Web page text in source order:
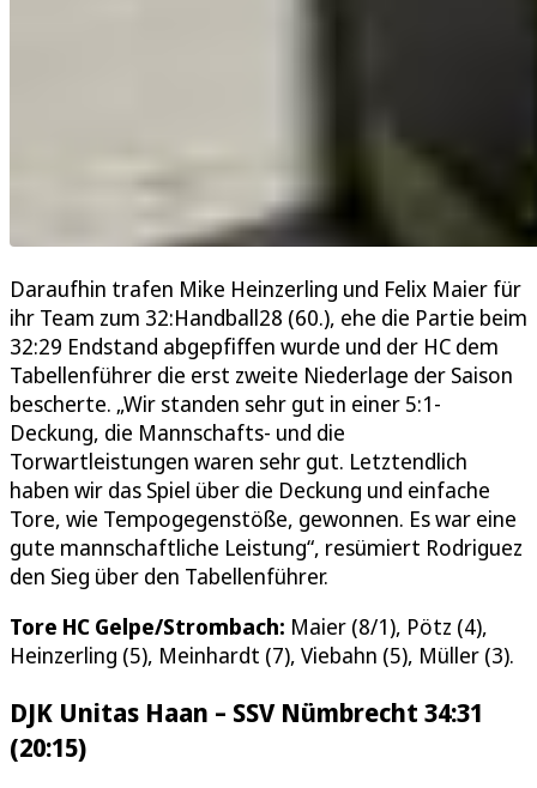
Daraufhin trafen Mike Heinzerling und Felix Maier für
ihr Team zum 32:Handball28 (60.), ehe die Partie beim
32:29 Endstand abgepfiffen wurde und der HC dem
Tabellenführer die erst zweite Niederlage der Saison
bescherte. „Wir standen sehr gut in einer 5:1-
Deckung, die Mannschafts- und die
Torwartleistungen waren sehr gut. Letztendlich
haben wir das Spiel über die Deckung und einfache
Tore, wie Tempogegenstöße, gewonnen. Es war eine
gute mannschaftliche Leistung“, resümiert Rodriguez
den Sieg über den Tabellenführer.
Tore HC Gelpe/Strombach: Maier (8/1), Pötz (4),
Heinzerling (5), Meinhardt (7), Viebahn (5), Müller (3).
DJK Unitas Haan – SSV Nümbrecht 34:31
(20:15)